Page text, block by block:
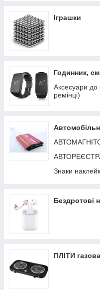
Іграшки
Годинник,
Аксесуари до
ремінці)
Знаки
Бездротові
ПЛІТИ